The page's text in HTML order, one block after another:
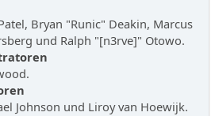
Bryan "Runic" Deakin, Marcus
und Ralph "[n3rve]" Otowo.
Johnson und Liroy van Hoewijk.